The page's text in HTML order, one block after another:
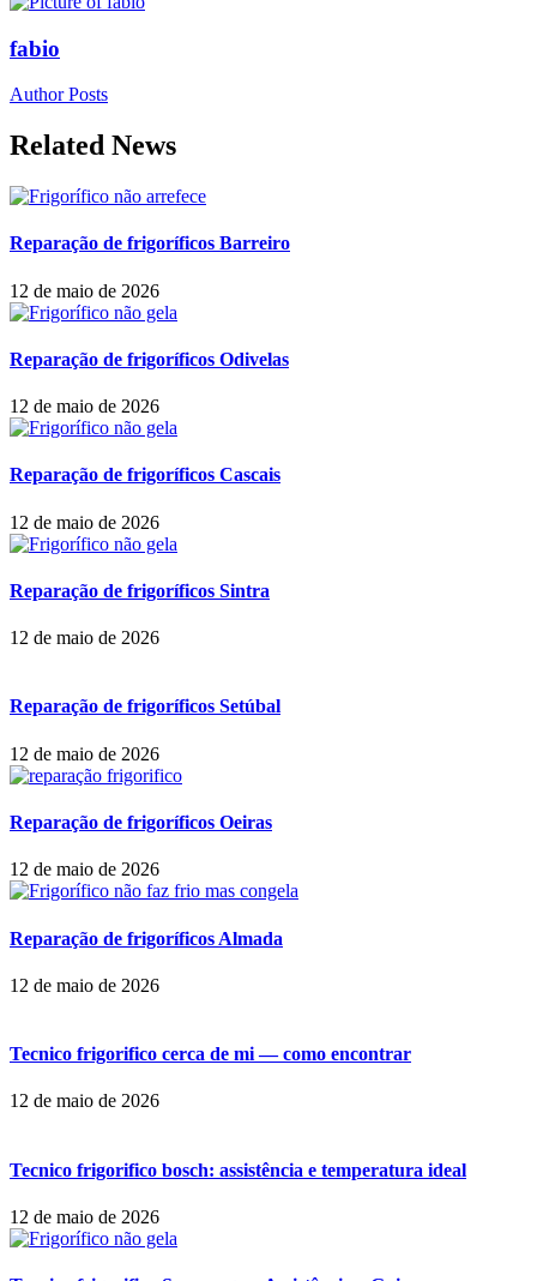
fabio
Author Posts
Related News
Reparação de frigoríficos Barreiro
12 de maio de 2026
Reparação de frigoríficos Odivelas
12 de maio de 2026
Reparação de frigoríficos Cascais
12 de maio de 2026
Reparação de frigoríficos Sintra
12 de maio de 2026
Reparação de frigoríficos Setúbal
12 de maio de 2026
Reparação de frigoríficos Oeiras
12 de maio de 2026
Reparação de frigoríficos Almada
12 de maio de 2026
Tecnico frigorifico cerca de mi — como encontrar
12 de maio de 2026
Tecnico frigorifico bosch: assistência e temperatura ideal
12 de maio de 2026